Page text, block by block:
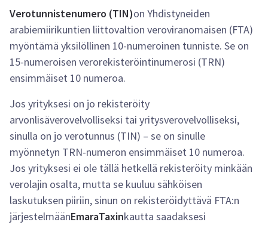
Verotunnistenumero (TIN)on Yhdistyneiden
arabiemiirikuntien liittovaltion veroviranomaisen (FTA)
myöntämä yksilöllinen 10-numeroinen tunniste. Se on
15-numeroisen verorekisteröintinumerosi (TRN)
ensimmäiset 10 numeroa.
Jos yrityksesi on jo rekisteröity
arvonlisäverovelvolliseksi tai yritysverovelvolliseksi,
sinulla on jo verotunnus (TIN) – se on sinulle
myönnetyn TRN-numeron ensimmäiset 10 numeroa.
Jos yrityksesi ei ole tällä hetkellä rekisteröity minkään
verolajin osalta, mutta se kuuluu sähköisen
laskutuksen piiriin, sinun on rekisteröidyttävä FTA:n
järjestelmäänEmaraTaxinkautta saadaksesi